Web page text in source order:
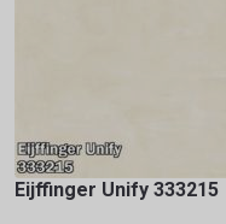
Eijffinger Unify 333215